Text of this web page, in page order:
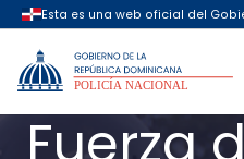
Fuerza